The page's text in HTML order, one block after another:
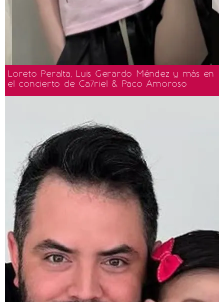
Loreto Peralta, Luis Gerardo Méndez y más en
el concierto de Ca7riel & Paco Amoroso